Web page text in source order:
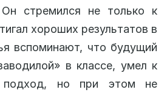
Он стремился не только к
хороших результатов в
вспоминают, что будущий
в классе, умел к
подход, но при этом не